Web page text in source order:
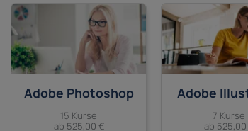
Adobe Photoshop
15 Kurse
ab 525,00 €
Adobe
7 Kurse
ab